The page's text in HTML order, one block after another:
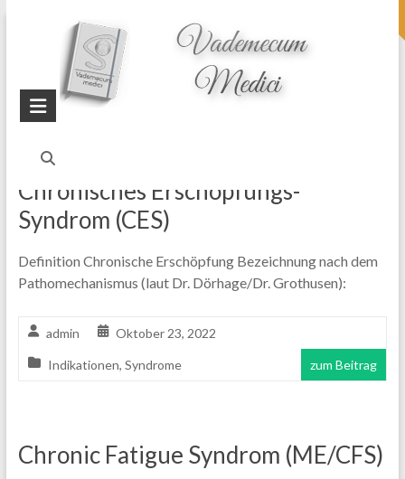
topheader
Startseite
Blog
CFS
Chronisches Erschöpfungs-
Syndrom (CES)
Definition Chronische Erschöpfung Bezeichnung nach dem
Pathomechanismus (laut Dr. Dörhage/Dr. Grothusen):
admin Oktober 23, 2022
Indikationen, Syndrome zum Beitrag
Chronic Fatigue Syndrom (ME/CFS)